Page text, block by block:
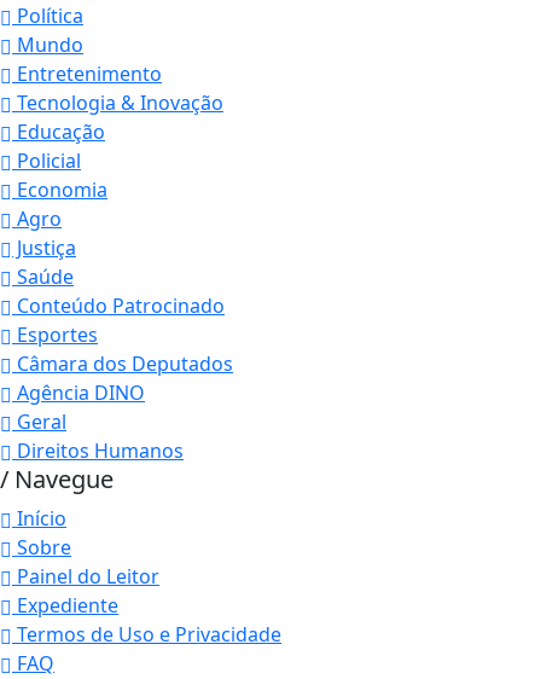
Política
Mundo
Entretenimento
Tecnologia & Inovação
Educação
Policial
Economia
Agro
Justiça
Saúde
Conteúdo Patrocinado
Esportes
Câmara dos Deputados
Agência DINO
Geral
Direitos Humanos
/ Navegue
Início
Sobre
Painel do Leitor
Expediente
Termos de Uso e Privacidade
FAQ